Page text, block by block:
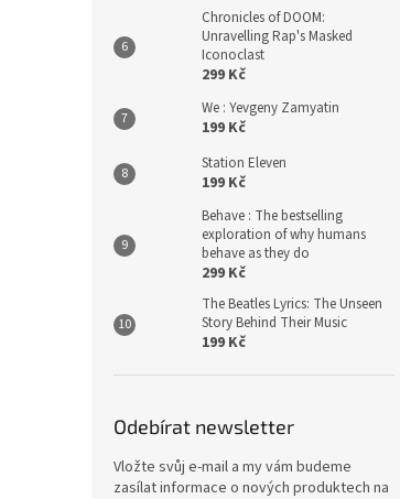
Chronicles of DOOM:
Unravelling Rap's Masked
Iconoclast
299 Kč
We : Yevgeny Zamyatin
199 Kč
Station Eleven
199 Kč
Behave : The bestselling
exploration of why humans
behave as they do
299 Kč
The Beatles Lyrics: The Unseen
Story Behind Their Music
199 Kč
Odebírat newsletter
Vložte svůj e-mail a my vám budeme
zasílat informace o nových produktech na